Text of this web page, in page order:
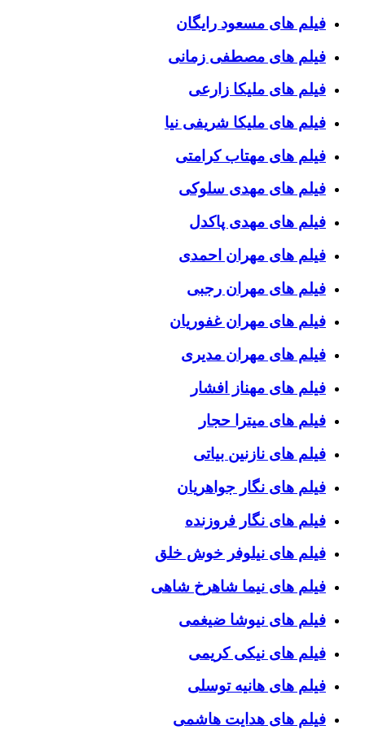
فیلم های مسعود رایگان
فیلم های مصطفی زمانی
فیلم های ملیکا زارعی
فیلم های ملیکا شریفی نیا
فیلم های مهتاب کرامتی
فیلم های مهدی سلوکی
فیلم های مهدی پاکدل
فیلم های مهران احمدی
فیلم های مهران رجبی
فیلم های مهران غفوریان
فیلم های مهران مدیری
فیلم های مهناز افشار
فیلم های میترا حجار
فیلم های نازنین بیاتی
فیلم های نگار جواهریان
فیلم های نگار فروزنده
فیلم های نیلوفر خوش خلق
فیلم های نیما شاهرخ شاهی
فیلم های نیوشا ضیغمی
فیلم های نیکی کریمی
فیلم های هانیه توسلی
فیلم های هدایت هاشمی